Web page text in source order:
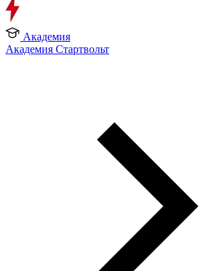
Академия
Академия Стартвольт